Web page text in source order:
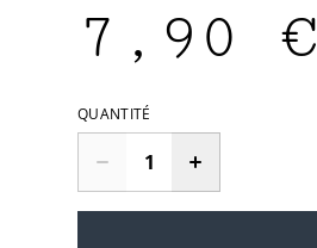
7,90 €
QUANTITÉ